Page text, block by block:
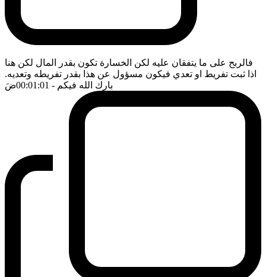
فالربح على ما يتفقان عليه لكن الخسارة تكون بقدر المال لكن هنا
اذا ثبت تفريط او تعدي فيكون مسؤول عن هذا بقدر تفريطه وتعديه.
بارك الله فيكم - 00:01:01 ضَ